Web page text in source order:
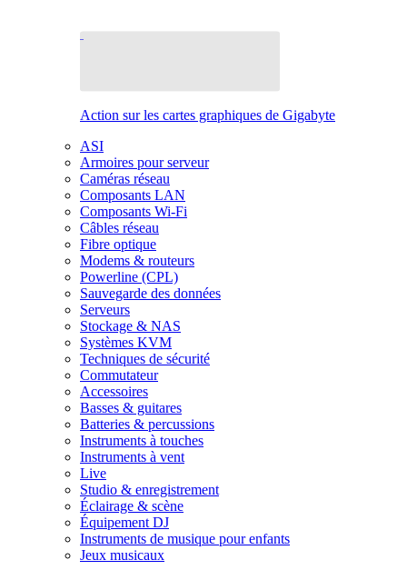
Action sur les cartes graphiques de Gigabyte
ASI
Armoires pour serveur
Caméras réseau
Composants LAN
Composants Wi-Fi
Câbles réseau
Fibre optique
Modems & routeurs
Powerline (CPL)
Sauvegarde des données
Serveurs
Stockage & NAS
Systèmes KVM
Techniques de sécurité
Commutateur
Accessoires
Basses & guitares
Batteries & percussions
Instruments à touches
Instruments à vent
Live
Studio & enregistrement
Éclairage & scène
Équipement DJ
Instruments de musique pour enfants
Jeux musicaux